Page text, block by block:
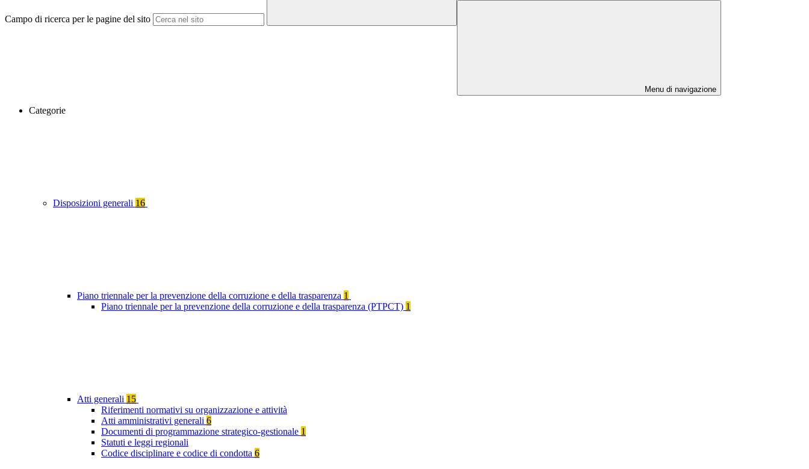
Campo di ricerca per le pagine del sito
Menu di navigazione
Categorie
Disposizioni generali 16
Piano triennale per la prevenzione della corruzione e della trasparenza 1
Piano triennale per la prevenzione della corruzione e della trasparenza (PTPCT) 1
Atti generali 15
Riferimenti normativi su organizzazione e attività
Atti amministrativi generali 6
Documenti di programmazione strategico-gestionale 1
Statuti e leggi regionali
Codice disciplinare e codice di condotta 6